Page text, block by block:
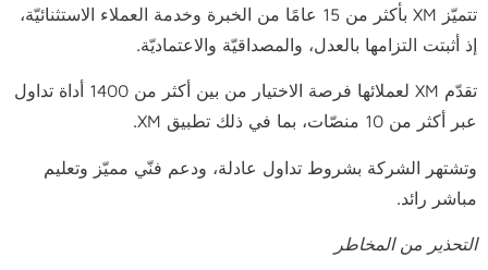
تتميّز XM بأكثر من 15 عامًا من الخبرة وخدمة العملاء الاستثنائيّة،
إذ أثبتت التزامها بالعدل، والمصداقيّة والاعتماديّة.
تقدّم XM لعملائها فرصة الاختيار من بين أكثر من 1400 أداة تداول
عبر أكثر من 10 منصّات، بما في ذلك تطبيق XM.
وتشتهر الشركة بشروط تداول عادلة، ودعم فنّي مميّز وتعليم
مباشر رائد.
التحذير من المخاطر